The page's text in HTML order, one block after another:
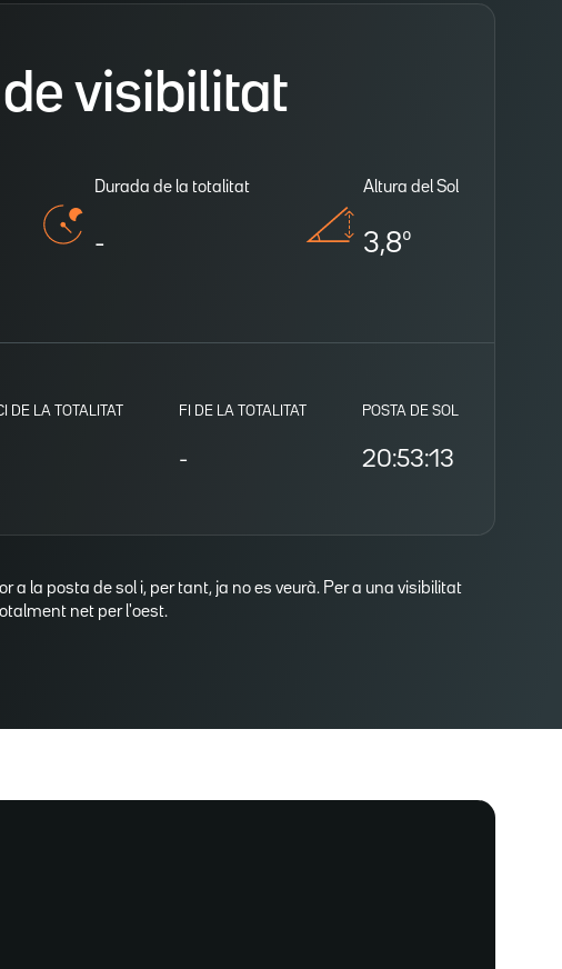
visibilitat
Durada de la totalitat
-
Altura del Sol
3,8º
DE LA TOTALITAT FI DE LA TOTALITAT
-
POSTA DE SOL
20:53:13
a la posta de sol i, per tant, ja no es veurà. Per a una visibilitat
net per l'oest.